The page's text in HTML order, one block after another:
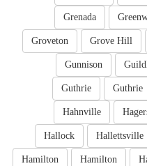
Grenada
Grove Hill
Groveton
Gunnison
Guthrie
Guthrie
Hahnville
Hallettsville
Hallock
Hamilton
Hamilton